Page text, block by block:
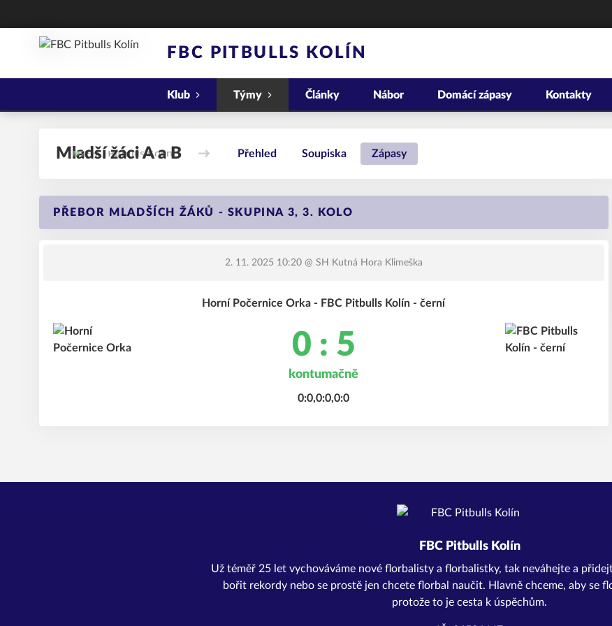
FBC PITBULLS KOLÍN
Klub Týmy Články Nábor Domácí zápasy Kontakty
Mladší žáci A a B Přehled Soupiska Zápasy
PŘEBOR MLADŠÍCH ŽÁKŮ - SKUPINA 3, 3. KOLO
2. 11. 2025 10:20@ SH Kutná Hora Klimeška
Horní Počernice Orka - FBC Pitbulls Kolín - černí
0 : 5
kontumačně
0:0,0:0,0:0
FBC Pitbulls Kolín
Už téměř 25 let vychováváme nové florbalisty a florbalistky, tak neváhejte a
bořit rekordy nebo se prostě jen chcete florbal naučit. Hlavně chceme, aby se
protože to je cesta k úspěchům.